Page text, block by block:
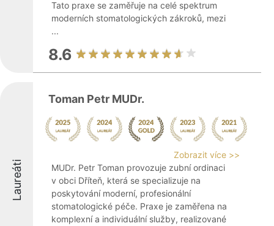
Tato praxe se zaměřuje na celé spektrum
moderních stomatologických zákroků, mezi
...
8.6
Laureáti
Toman Petr MUDr.
Zobrazit více >>
MUDr. Petr Toman provozuje zubní ordinaci
v obci Dříteň, která se specializuje na
poskytování moderní, profesionální
stomatologické péče. Praxe je zaměřena na
komplexní a individuální služby, realizované